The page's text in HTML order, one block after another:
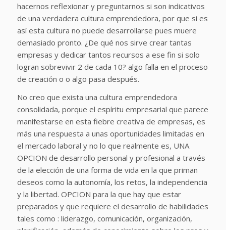
hacernos reflexionar y preguntarnos si son indicativos
de una verdadera cultura emprendedora, por que si es
así esta cultura no puede desarrollarse pues muere
demasiado pronto. ¿De qué nos sirve crear tantas
empresas y dedicar tantos recursos a ese fin si solo
logran sobrevivir 2 de cada 10? algo falla en el proceso
de creación o o algo pasa después.
No creo que exista una cultura emprendedora
consolidada, porque el espíritu empresarial que parece
manifestarse en esta fiebre creativa de empresas, es
más una respuesta a unas oportunidades limitadas en
el mercado laboral y no lo que realmente es, UNA
OPCION de desarrollo personal y profesional a través
de la elección de una forma de vida en la que priman
deseos como la autonomía, los retos, la independencia
y la libertad. OPCION para la que hay que estar
preparados y que requiere el desarrollo de habilidades
tales como : liderazgo, comunicación, organización,